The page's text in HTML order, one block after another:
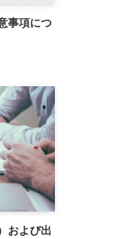
事項につ
および出